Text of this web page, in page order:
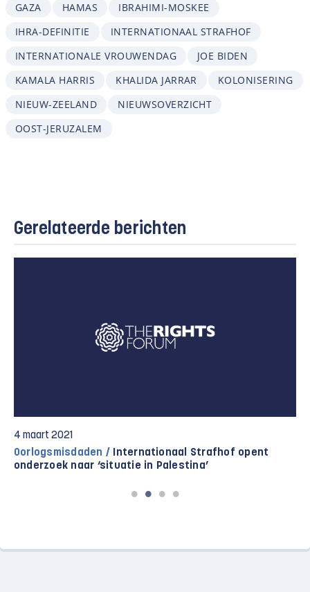
GAZA
HAMAS
IBRAHIMI-MOSKEE
IHRA-DEFINITIE
INTERNATIONAAL STRAFHOF
INTERNATIONALE VROUWENDAG
JOE BIDEN
KAMALA HARRIS
KHALIDA JARRAR
KOLONISERING
NIEUW-ZEELAND
NIEUWSOVERZICHT
OOST-JERUZALEM
Gerelateerde berichten
1 maart 2021
Nieuwsoverzicht /Israël-Palestina in het kort – 1
maart